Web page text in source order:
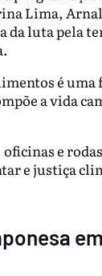
Lima,
da luta pela
é
a vida
e
e justiça